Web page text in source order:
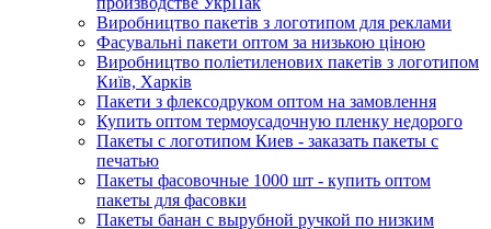
Виробництво пакетів з логотипом для реклами
Фасувальні пакети оптом за низькою ціною
Виробництво поліетиленових пакетів з логотипом
Київ, Харків
Пакети з флексодруком оптом на замовлення
Купить оптом термоусадочную пленку недорого
Пакеты с логотипом Киев - заказать пакеты с
печатью
Пакеты фасовочные 1000 шт - купить оптом
пакеты для фасовки
Пакеты банан с вырубной ручкой по низким